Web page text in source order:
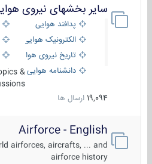
سایر بخشهای نیروی هوایی
پدافند هوایی
الکترونیک هوایی
تاریخ نیروی هوایی
دانشنامه هوایی&
19,094 ارسال ها
Airforce - English
airforces, aircrafts, ... and
airforce history